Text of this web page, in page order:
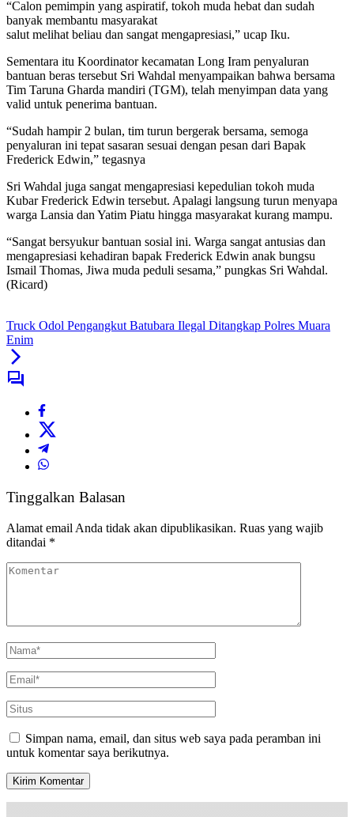
“Calon pemimpin yang aspiratif, tokoh muda hebat dan sudah
banyak membantu masyarakat
salut melihat beliau dan sangat mengapresiasi,” ucap Iku.
Sementara itu Koordinator kecamatan Long Iram penyaluran
bantuan beras tersebut Sri Wahdal menyampaikan bahwa bersama
Tim Taruna Gharda mandiri (TGM), telah menyimpan data yang
valid untuk penerima bantuan.
“Sudah hampir 2 bulan, tim turun bergerak bersama, semoga
penyaluran ini tepat sasaran sesuai dengan pesan dari Bapak
Frederick Edwin,” tegasnya
Sri Wahdal juga sangat mengapresiasi kepedulian tokoh muda
Kubar Frederick Edwin tersebut. Apalagi langsung turun menyapa
warga Lansia dan Yatim Piatu hingga masyarakat kurang mampu.
“Sangat bersyukur bantuan sosial ini. Warga sangat antusias dan
mengapresiasi kehadiran bapak Frederick Edwin anak bungsu
Ismail Thomas, Jiwa muda peduli sesama,” pungkas Sri Wahdal.
(Ricard)
Truck Odol Pengangkut Batubara Ilegal Ditangkap Polres Muara
Enim
Tinggalkan Balasan
Alamat email Anda tidak akan dipublikasikan. Ruas yang wajib
ditandai *
Simpan nama, email, dan situs web saya pada peramban ini
untuk komentar saya berikutnya.